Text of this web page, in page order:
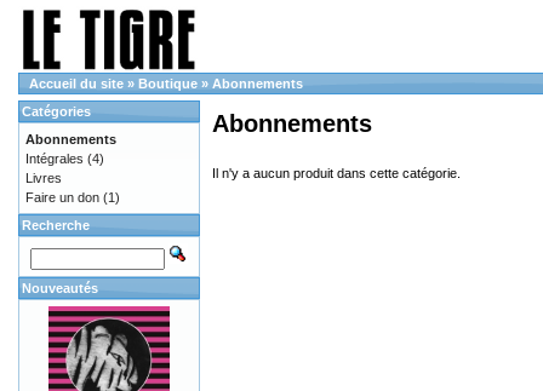
Accueil du site » Boutique » Abonnements
Abonnements
Il n'y a aucun produit dans cette catégorie.
Catégories
Abonnements
Intégrales (4)
Livres
Faire un don (1)
Recherche
Nouveautés